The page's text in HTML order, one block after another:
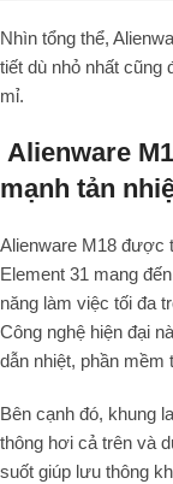
Nhìn tổng thể,
tiết dù nhỏ nhất
mỉ.
Alienware
mạnh tản
Alienware M18 được
Element 31 mang
năng làm việc tối đa
Công nghệ hiện đại
dẫn nhiệt, phần mềm
Bên cạnh đó, khung
thông hơi cả trên và
suốt giúp lưu thông